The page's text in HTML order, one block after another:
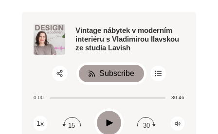
Vintage nábytek v moderním
interiéru s Vladimírou Ilavskou
ze studia Lavish
0:00 30:46
1x 15 Play 30
Subscribe
Share:
RSS
Apple Podcast
Spotify